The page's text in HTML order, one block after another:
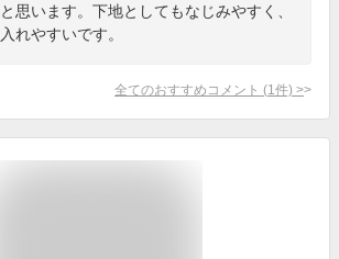
思います。下地としてもなじみやすく、
れやすいです。
全てのおすすめコメント (1 件) >